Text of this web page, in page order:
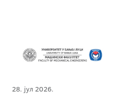
28. јул 2026.